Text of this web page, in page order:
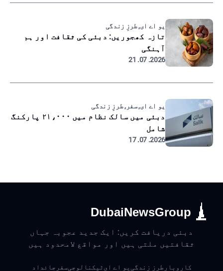
یو اے ای, طرزِ زندگی
تازہ کھجوریں: دبئی کی ثقافت اور ہم
آہنگی
2026. 07. 21
یو اے ای, سفر, طرزِ زندگی
دبئی میں سالک نظام میں ۲۱،۰۰۰ پارکنگ
شامل
2026. 07. 17
DubaiNewsGroup
دبئی دریافت کریں: ایک جدید عجوبہ جہاں
ثقافتیں ملتی ہیں اور مواقع لامحدود ہیں
کاروبار طرزِ زندگی یو اے ایٹیکنالوجیسفر جائداد